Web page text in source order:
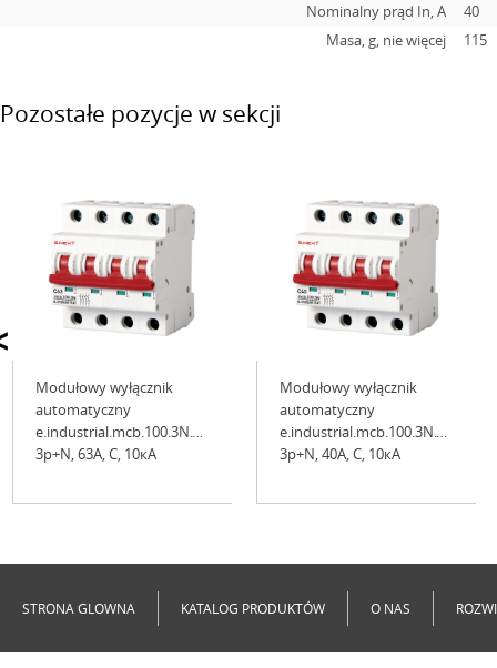
Nominalny prąd In, А
40
Masa, g, nie więcej
115
Pozostałe pozycje w sekcji
Modułowy wyłącznik
automatyczny
e.industrial.mcb.100.3N.C63,
3р+N, 63А, C, 10кА
Modułowy wyłącznik
automatyczny
e.industrial.mcb.100.3N.C40,
3р+N, 40А, C, 10кА
STRONA GLOWNA KATALOG PRODUKTÓW O NAS